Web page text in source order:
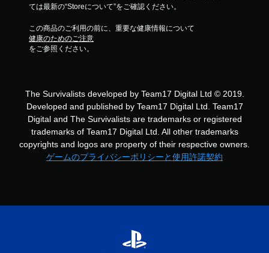
ては最新の“Storeについて”をご確認ください。
この商品のご利用の前に、重要な健康情報について
健康のためのご注意
をご参照ください。
The Survivalists developed by Team17 Digital Ltd © 2019.
Developed and published by Team17 Digital Ltd. Team17
Digital and The Survivalists are trademarks or registered
trademarks of Team17 Digital Ltd. All other trademarks
copyrights and logos are property of their respective owners.
ゲームのプライバシーポリシーと使用許諾契約